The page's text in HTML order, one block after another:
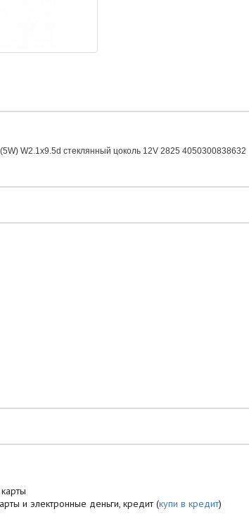
W2.1x9.5d стеклянный цоколь 12V 2825 4050300838632
и электронные деньги, кредит (купи в кредит)